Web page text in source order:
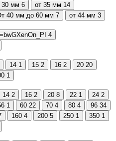
30 мм 6 от 35 мм 14
40 мм до 60 мм 7 от 44 мм 3
4
14 1 15 2 16 2 20 20
1
14 2 16 2 20 8 22 1 24 2
1 60 22 70 4 80 4 96 34
160 4 200 5 250 1 350 1